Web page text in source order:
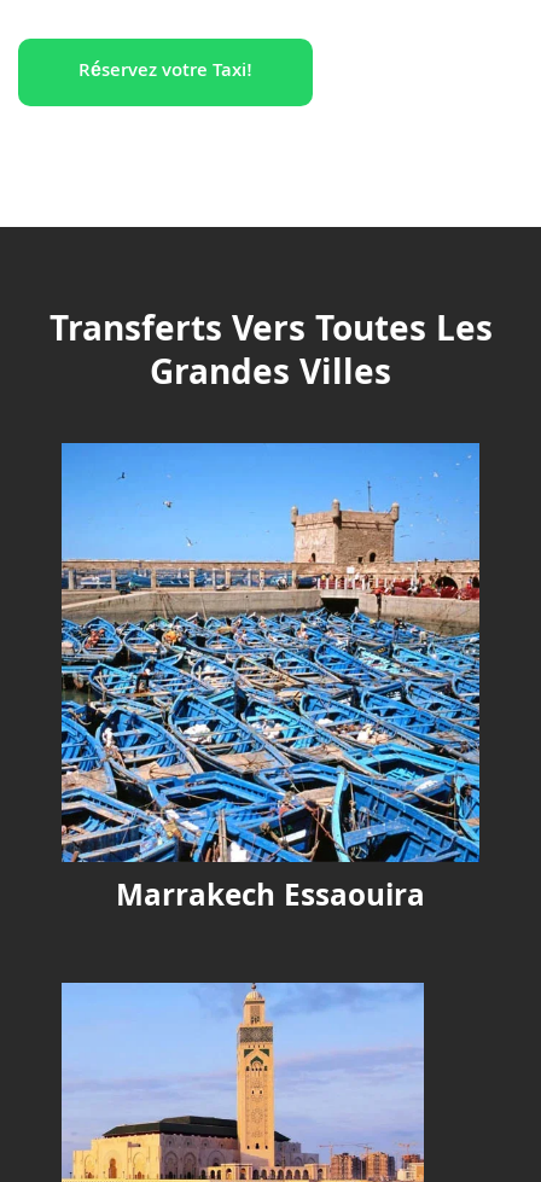
Réservez votre Taxi!
Transferts Vers Toutes Les
Grandes Villes
Marrakech Essaouira